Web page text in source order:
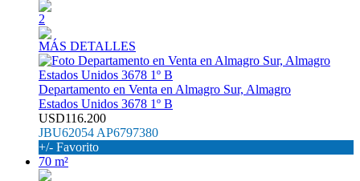
2
MÁS DETALLES
Departamento en Venta en Almagro Sur, Almagro
Estados Unidos 3678 1º B
USD116.200
JBU62054 AP6797380
+/- Favorito
70 m²